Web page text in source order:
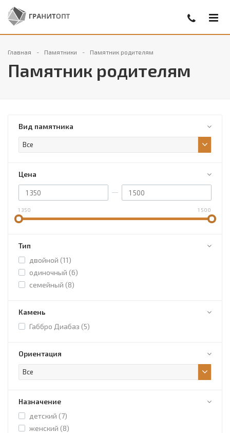
Главная Памятники Памятник родителям
Памятник родителям
Вид памятника
Все
Цена
1 350 1 500
Тип
двойной (11)
одиночный (6)
семейный (8)
Камень
Габбро Диабаз (5)
Ориентация
Все
Назначение
детский (7)
женский (8)